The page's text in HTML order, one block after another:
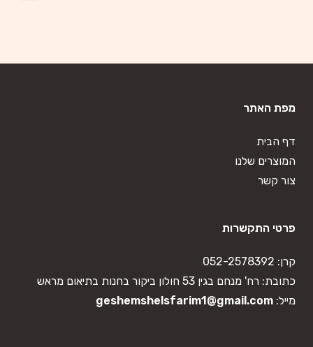
מפת האתר
דף הבית
המוצרים שלנו
צור קשר
פרטי התקשרות
קרן: 052-2578392
כתובת: רח' מנחם בגין 53 חולון ביקור בחנות בתיאום מראש
מייל: geshemshelsfarim1@gmail.com